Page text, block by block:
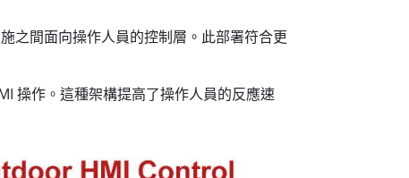
之間面向操作人員的控制層。此部署符合更
操作。這種架構提高了操作人員的反應速